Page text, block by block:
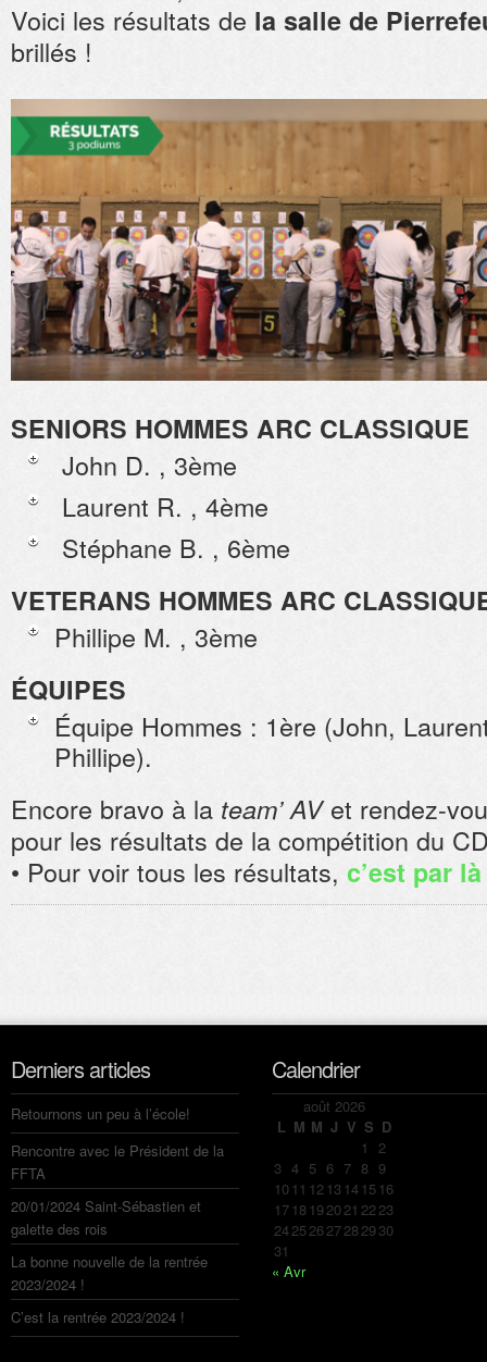
Voici les résultats de la salle de
brillés !
SENIORS HOMMES ARC CLASSIQUE
John D. , 3ème
Laurent R. , 4ème
Stéphane B. , 6ème
VETERANS HOMMES ARC
Phillipe M. , 3ème
ÉQUIPES
Équipe Hommes : 1ère (John,
Phillipe).
Encore bravo à la team’ AVet rendez-
pour les résultats de la compétition du
• Pour voir tous les résultats, c’est par là
Derniers articles
Retournons un peu à l’école!
Rencontre avec le Président de la
FFTA
20/01/2024 Saint-Sébastien et
galette des rois
La bonne nouvelle de la rentrée
2023/2024 !
C’est la rentrée 2023/2024 !
Calendrier
août 2026
L M M J V S D
1 2
3 4 5 6 7 8 9
10 11 12 13 14 15 16
17 18 192021 2223
24252627282930
31
« Avr